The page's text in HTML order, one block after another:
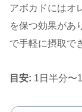
アボカドにはオ
を保つ効果があ
で手軽に摂取で
目安: 1日半分〜